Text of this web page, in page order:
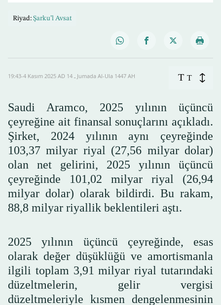
Riyad: Şarku’l Avsat
19:43-4 Kasım 2025 AD ـ 14 Jumada Al-Ula 1447 AH T T
Saudi Aramco, 2025 yılının üçüncü
çeyreğine ait finansal sonuçlarını açıkladı.
Şirket, 2024 yılının aynı çeyreğinde
103,37 milyar riyal (27,56 milyar dolar)
olan net gelirini, 2025 yılının üçüncü
çeyreğinde 101,02 milyar riyal (26,94
milyar dolar) olarak bildirdi. Bu rakam,
88,8 milyar riyallik beklentileri aştı.
2025 yılının üçüncü çeyreğinde, esas
olarak değer düşüklüğü ve amortismanla
ilgili toplam 3,91 milyar riyal tutarındaki
düzeltmelerin, gelir vergisi
düzeltmeleriyle kısmen dengelenmesinin